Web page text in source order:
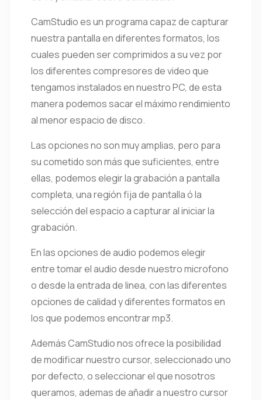
CamStudio es un programa capaz de capturar
nuestra pantalla en diferentes formatos, los
cuales pueden ser comprimidos a su vez por
los diferentes compresores de video que
tengamos instalados en nuestro PC, de esta
manera podemos sacar el máximo rendimiento
al menor espacio de disco.
Las opciones no son muy amplias, pero para
su cometido son más que suficientes, entre
ellas, podemos elegir la grabación a pantalla
completa, una región fija de pantalla ó la
selección del espacio a capturar al iniciar la
grabación.
En las opciones de audio podemos elegir
entre tomar el audio desde nuestro microfono
o desde la entrada de linea, con las diferentes
opciones de calidad y diferentes formatos en
los que podemos encontrar mp3.
Además CamStudio nos ofrece la posibilidad
de modificar nuestro cursor, seleccionado uno
por defecto, o seleccionar el que nosotros
queramos, ademas de añadir a nuestro cursor